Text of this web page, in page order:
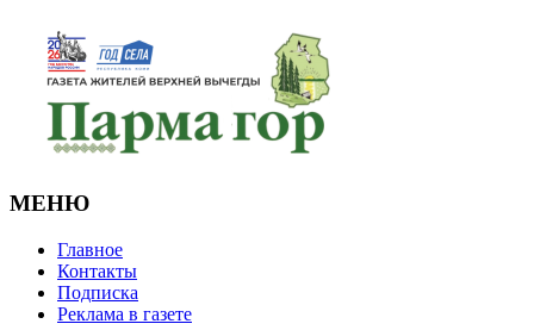
МЕНЮ
Главное
Контакты
Подписка
Реклама в газете